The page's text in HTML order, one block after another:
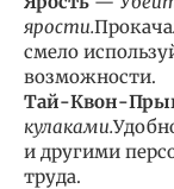
ярости.
смело
возможности.
Тай-Квон-
кулаками.
и другими
труда.